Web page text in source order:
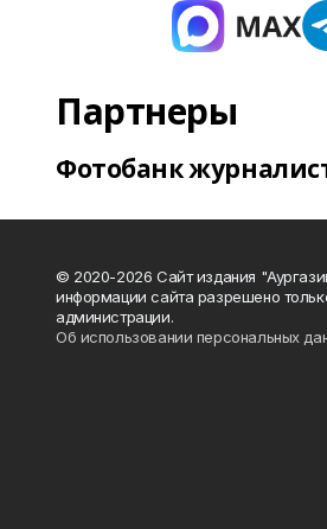
Партнеры
Фотобанк
© 2020-2026 Сайт издания
информации сайта разрешено
администрации.
Об использовании персональных